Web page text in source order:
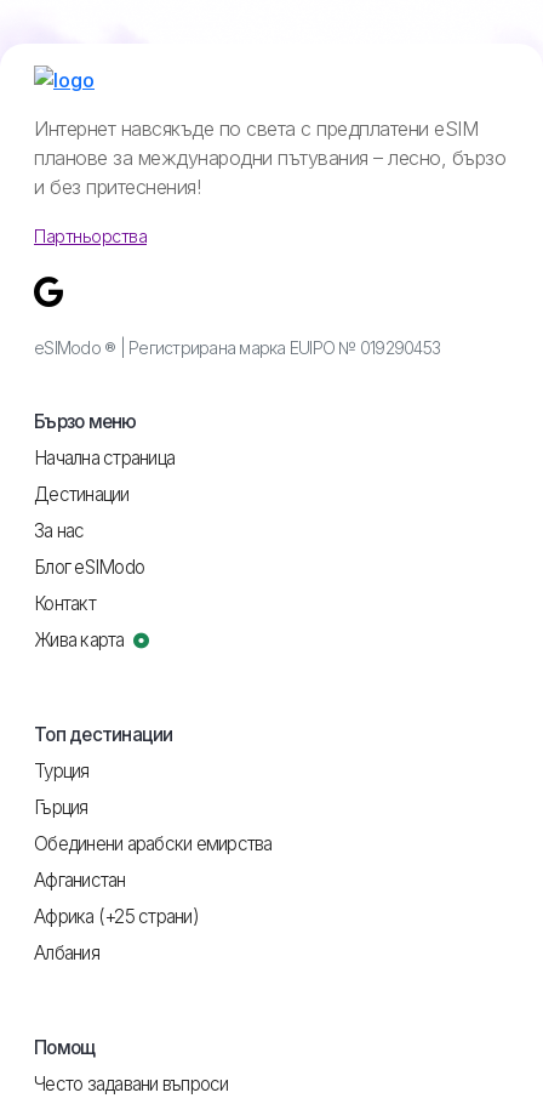
Интернет навсякъде по света с предплатени eSIM
планове за международни пътувания – лесно, бързо
и без притеснения!
Партньорства
eSIModo ® | Регистрирана марка EUIPO № 019290453
Бързо меню
Начална страница
Дестинации
За нас
Блог eSIModo
Контакт
Жива карта
Топ дестинации
Турция
Гърция
Обединени арабски емирства
Афганистан
Африка (+25 страни)
Албания
Помощ
Често задавани въпроси